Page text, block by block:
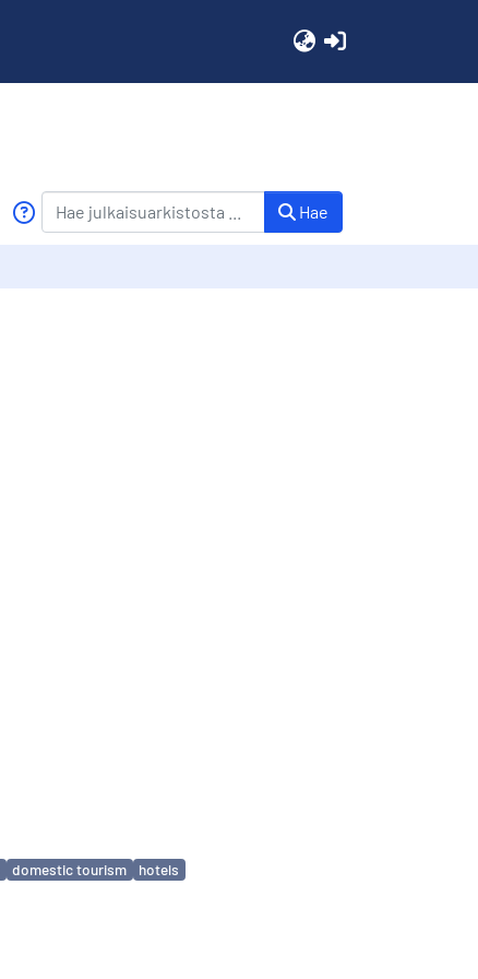
Hae
domestic tourism
hotels